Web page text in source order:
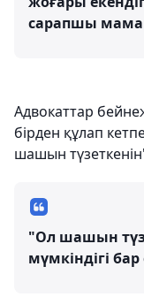
сарапшы
Адвокаттар
бірден құлап
шашын
"Ол шашын
мүмкіндігі